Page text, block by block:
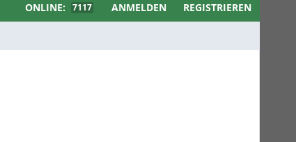
ONLINE: 7117 ANMELDEN REGISTRIEREN